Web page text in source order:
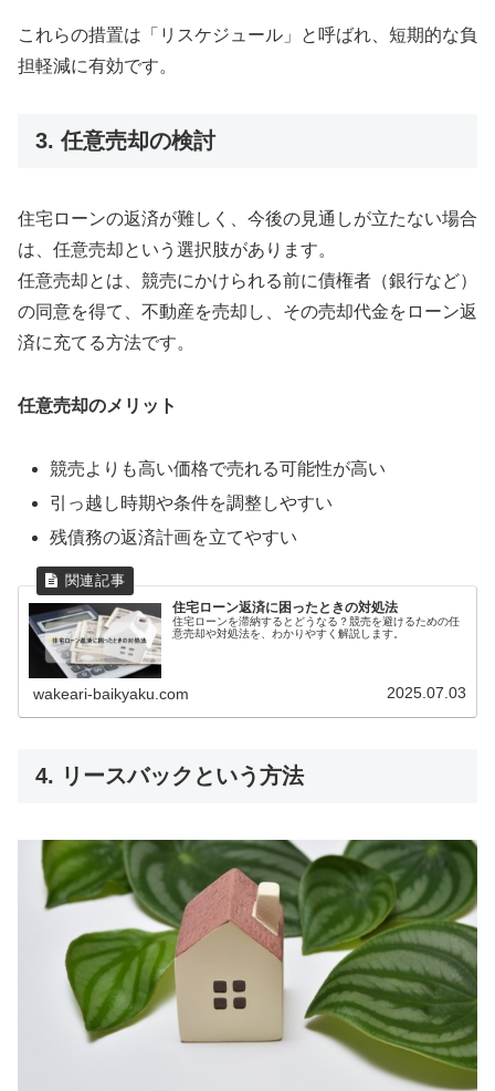
これらの措置は「リスケジュール」と呼ばれ、短期的な負
担軽減に有効です。
3. 任意売却の検討
住宅ローンの返済が難しく、今後の見通しが立たない場合
は、任意売却という選択肢があります。
任意売却とは、競売にかけられる前に債権者（銀行など）
の同意を得て、不動産を売却し、その売却代金をローン返
済に充てる方法です。
任意売却のメリット
競売よりも高い価格で売れる可能性が高い
引っ越し時期や条件を調整しやすい
残債務の返済計画を立てやすい
住宅ローン返済に困ったときの対処法
住宅ローンを滞納するとどうなる？競売を避けるための任
意売却や対処法を、わかりやすく解説します。
wakeari-baikyaku.com 2025.07.03
4. リースバックという方法